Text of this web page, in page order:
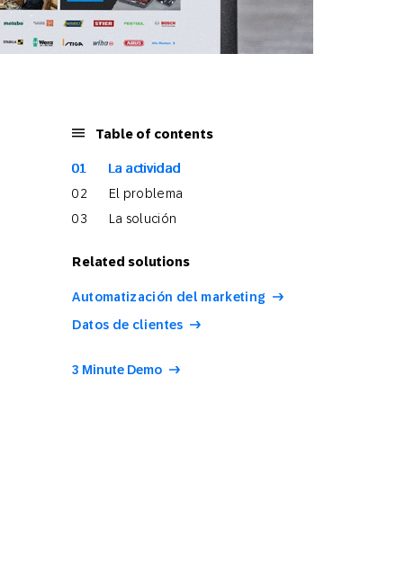
Table of contents
La actividad
El problema
La solución
Related solutions
Automatización del marketing
Datos de clientes
3 Minute Demo